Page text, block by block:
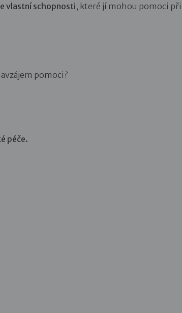
vlastní schopnosti, které jí mohou pomoci při
pomoci?
péče.